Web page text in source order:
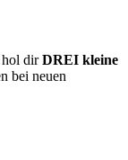
hol dirDREI kleine
bei neuen